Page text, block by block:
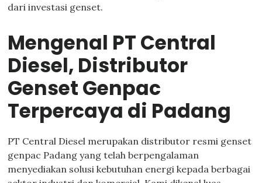
dari investasi genset.
Mengenal PT Central
Diesel, Distributor
Genset Genpac
Terpercaya di Padang
PT Central Diesel merupakan distributor resmi genset
genpac Padang yang telah berpengalaman
menyediakan solusi kebutuhan energi kepada berbagai